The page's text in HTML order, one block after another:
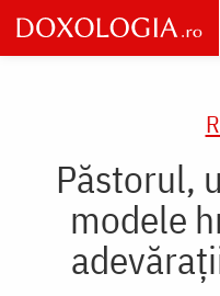
Skip
to
main
Păstorul,
modele